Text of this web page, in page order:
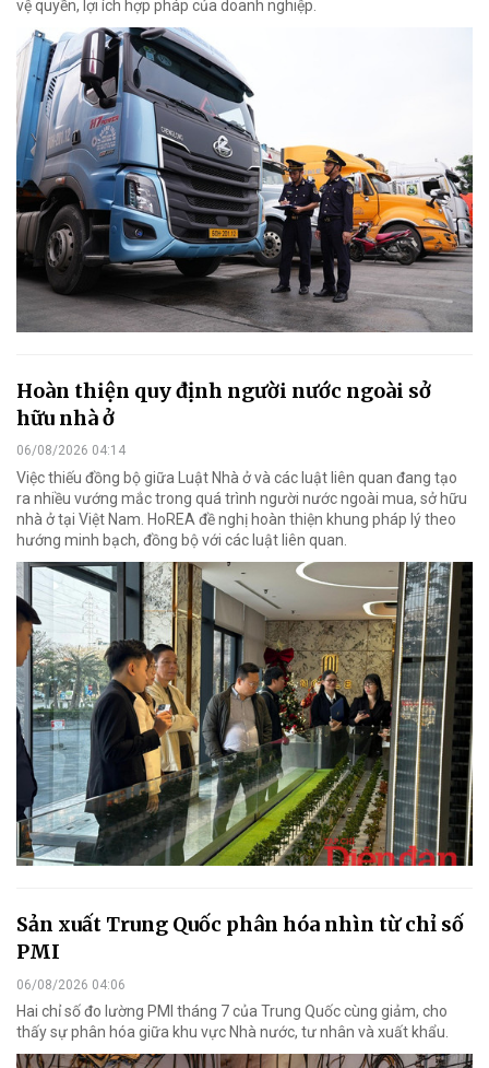
vệ quyền, lợi ích hợp pháp của doanh nghiệp.
Hoàn thiện quy định người nước ngoài sở
hữu nhà ở
06/08/2026 04:14
Việc thiếu đồng bộ giữa Luật Nhà ở và các luật liên quan đang tạo
ra nhiều vướng mắc trong quá trình người nước ngoài mua, sở hữu
nhà ở tại Việt Nam. HoREA đề nghị hoàn thiện khung pháp lý theo
hướng minh bạch, đồng bộ với các luật liên quan.
Sản xuất Trung Quốc phân hóa nhìn từ chỉ số
PMI
06/08/2026 04:06
Hai chỉ số đo lường PMI tháng 7 của Trung Quốc cùng giảm, cho
thấy sự phân hóa giữa khu vực Nhà nước, tư nhân và xuất khẩu.